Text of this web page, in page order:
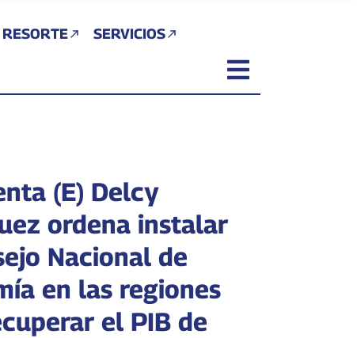
SERVICIOS
(E) Delcy
ordena instalar
Nacional de
en las regiones
el PIB de